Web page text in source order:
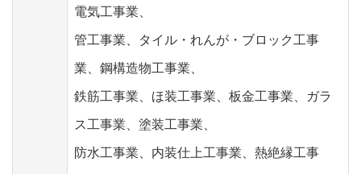
電気工事業、
管工事業、タイル・れんが・ブロック工事
業、鋼構造物工事業、
鉄筋工事業、ほ装工事業、板金工事業、ガラ
ス工事業、塗装工事業、
防水工事業、内装仕上工事業、熱絶縁工事